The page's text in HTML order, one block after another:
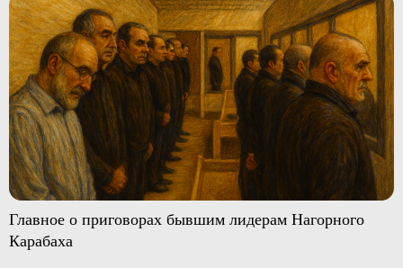
Главное о приговорах бывшим лидерам Нагорного
Карабаха